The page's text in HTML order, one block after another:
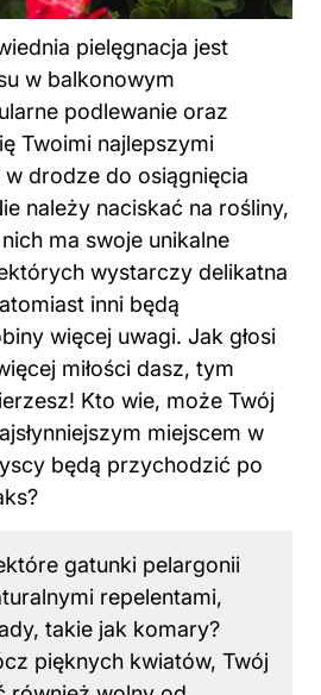
pielęgnacja jest
w balkonowym
podlewanie oraz
Twoimi najlepszymi
drodze do osiągnięcia
należy naciskać na rośliny,
ma swoje unikalne
wystarczy delikatna
inni będą
więcej uwagi. Jak głosi
miłości dasz, tym
Kto wie, może Twój
miejscem w
będą przychodzić po
gatunki pelargonii
repelentami,
takie jak komary?
pięknych kwiatów, Twój